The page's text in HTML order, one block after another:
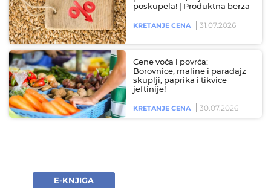
poskupela! | Produktna berza
KRETANJE CENA 31.07.2026
Cene voća i povrća:
Borovnice, maline i paradajz
skuplji, paprika i tikvice
jeftinije!
KRETANJE CENA 30.07.2026
E-KNJIGA